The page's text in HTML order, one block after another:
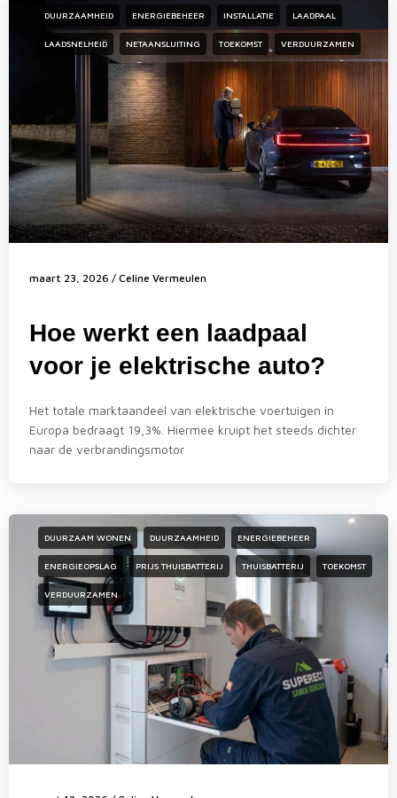
DUURZAAMHEID ENERGIEBEHEER INSTALLATIE LAADPAAL
LAADSNELHEID NETAANSLUITING TOEKOMST VERDUURZAMEN
maart 23, 2026 / Celine Vermeulen
Hoe werkt een laadpaal
voor je elektrische auto?
Het totale marktaandeel van elektrische voertuigen in
Europa bedraagt 19,3%. Hiermee kruipt het steeds dichter
naar de verbrandingsmotor
DUURZAAM WONEN DUURZAAMHEID ENERGIEBEHEER
ENERGIEOPSLAG PRIJS THUISBATTERIJ THUISBATTERIJ TOEKOMST
VERDUURZAMEN